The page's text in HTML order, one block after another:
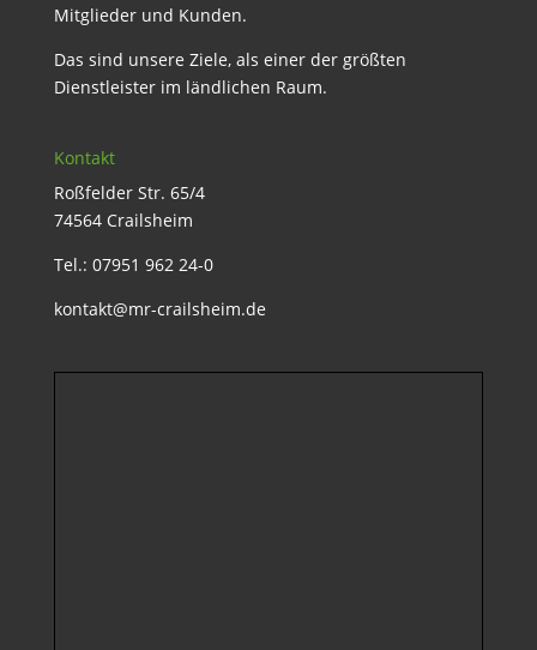
Mitglieder und Kunden.
Das sind unsere Ziele, als einer der größten
Dienstleister im ländlichen Raum.
Kontakt
Roßfelder Str. 65/4
74564 Crailsheim
Tel.: 07951 962 24-0
kontakt@mr-crailsheim.de